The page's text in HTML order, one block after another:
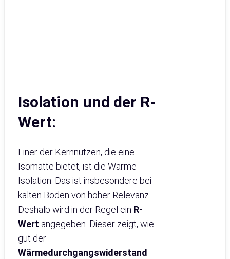
Isolation und der R-
Wert:
Einer der Kernnutzen, die eine
Isomatte bietet, ist die Wärme-
Isolation. Das ist insbesondere bei
kalten Böden von hoher Relevanz.
Deshalb wird in der Regel ein R-
Wert angegeben. Dieser zeigt, wie
gut der
Wärmedurchgangswiderstand